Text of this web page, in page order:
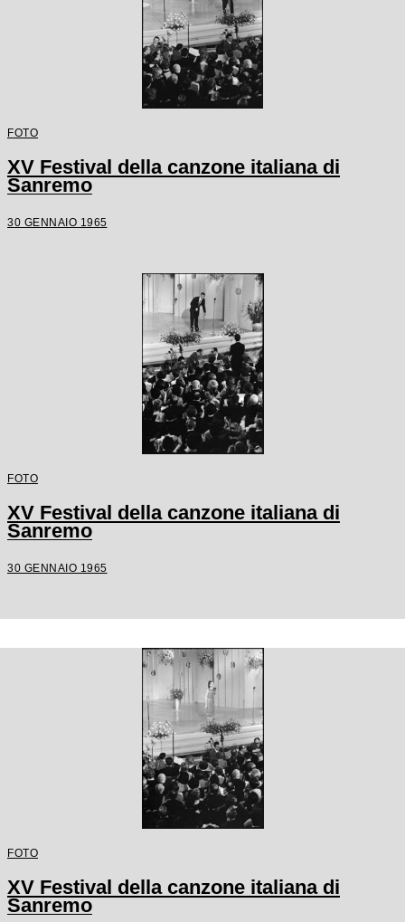
FOTO
XV Festival della canzone italiana di
Sanremo
30 GENNAIO 1965
FOTO
XV Festival della canzone italiana di
Sanremo
30 GENNAIO 1965
FOTO
XV Festival della canzone italiana di
Sanremo